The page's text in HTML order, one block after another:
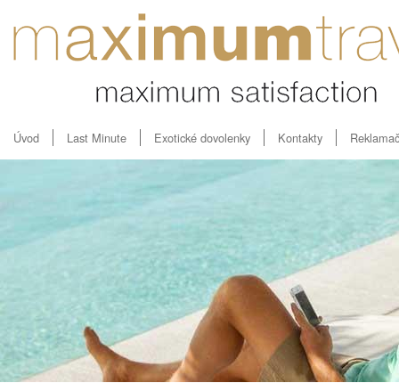
Úvod Last Minute Exotické dovolenky Kontakty